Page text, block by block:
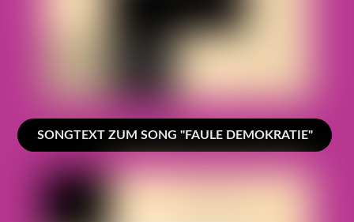
SONGTEXT ZUM SONG "FAULE DEMOKRATIE"